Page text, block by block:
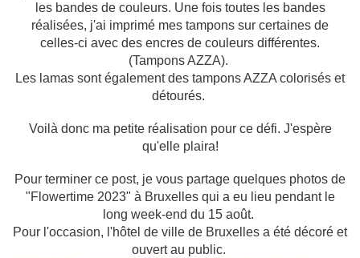
les bandes de couleurs. Une fois toutes les bandes
réalisées, j'ai imprimé mes tampons sur certaines de
celles-ci avec des encres de couleurs différentes.
(Tampons AZZA).
Les lamas sont également des tampons AZZA colorisés et
détourés.
Voilà donc ma petite réalisation pour ce défi. J'espère
qu'elle plaira!
Pour terminer ce post, je vous partage quelques photos de
"Flowertime 2023" à Bruxelles qui a eu lieu pendant le
long week-end du 15 août.
Pour l'occasion, l'hôtel de ville de Bruxelles a été décoré et
ouvert au public.